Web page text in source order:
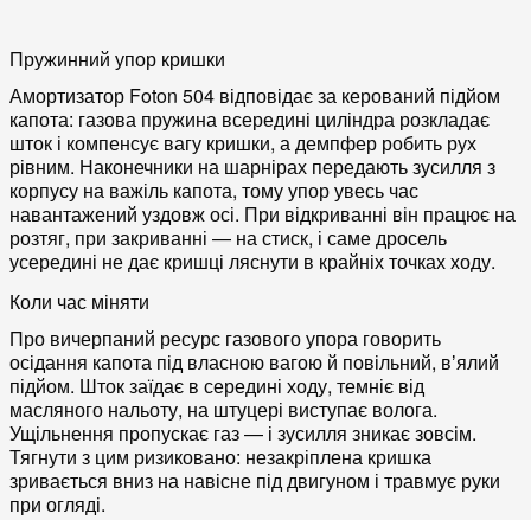
Пружинний упор кришки
Амортизатор Foton 504 відповідає за керований підйом
капота: газова пружина всередині циліндра розкладає
шток і компенсує вагу кришки, а демпфер робить рух
рівним. Наконечники на шарнірах передають зусилля з
корпусу на важіль капота, тому упор увесь час
навантажений уздовж осі. При відкриванні він працює на
розтяг, при закриванні — на стиск, і саме дросель
усередині не дає кришці ляснути в крайніх точках ходу.
Коли час міняти
Про вичерпаний ресурс газового упора говорить
осідання капота під власною вагою й повільний, вʼялий
підйом. Шток заїдає в середині ходу, темніє від
масляного нальоту, на штуцері виступає волога.
Ущільнення пропускає газ — і зусилля зникає зовсім.
Тягнути з цим ризиковано: незакріплена кришка
зривається вниз на навісне під двигуном і травмує руки
при огляді.